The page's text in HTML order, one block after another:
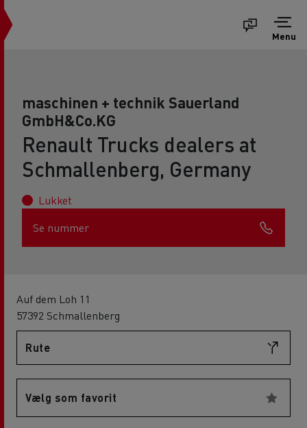
Menu
maschinen + technik Sauerland
GmbH&Co.KG
Renault Trucks dealers at
Schmallenberg, Germany
Lukket
Se nummer
Auf dem Loh 11
57392 Schmallenberg
Rute
Vælg som favorit